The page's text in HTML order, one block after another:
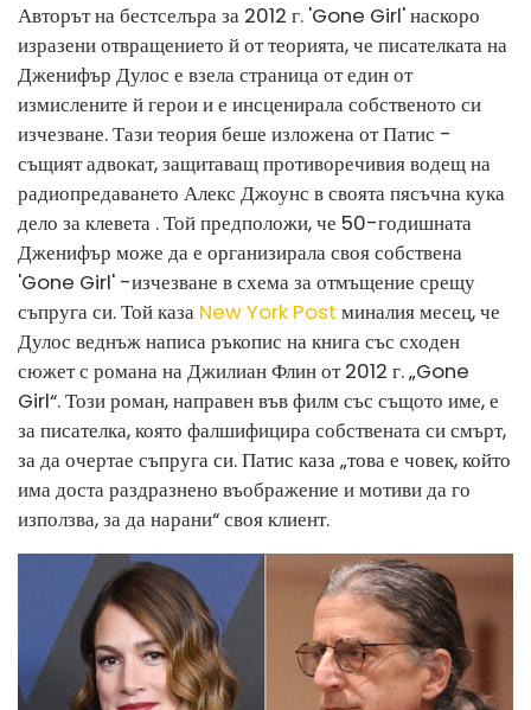
Авторът на бестселъра за 2012 г. 'Gone Girl' наскоро
изразени отвращението й от теорията, че писателката на
Дженифър Дулос е взела страница от един от
измислените й герои и е инсценирала собственото си
изчезване. Тази теория беше изложена от Патис -
същият адвокат, защитаващ противоречивия водещ на
радиопредаването Алекс Джоунс в своята пясъчна кука
дело за клевета . Той предположи, че 50-годишната
Дженифър може да е организирала своя собствена
'Gone Girl' -изчезване в схема за отмъщение срещу
съпруга си. Той каза New York Post миналия месец, че
Дулос веднъж написа ръкопис на книга със сходен
сюжет с романа на Джилиан Флин от 2012 г. „Gone
Girl“. Този роман, направен във филм със същото име, е
за писателка, която фалшифицира собствената си смърт,
за да очертае съпруга си. Патис каза „това е човек, който
има доста раздразнено въображение и мотиви да го
използва, за да нарани“ своя клиент.